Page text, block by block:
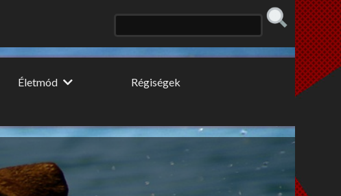
Életmód
A nagy fogyidráma
Lelki Pillér
Régiségek
Cooltúr Koktél